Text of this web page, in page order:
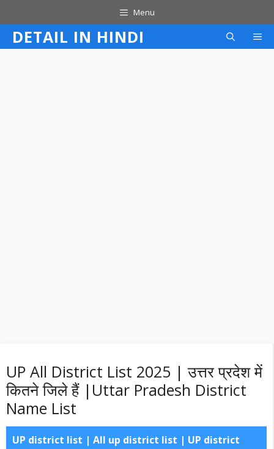
to
content
Menu
DETAIL IN HINDI
UP All District List 2025 | उत्तर प्रदेश में
कितने जिले हैं |Uttar Pradesh District
Name List
UP district list | All up district list | UP district